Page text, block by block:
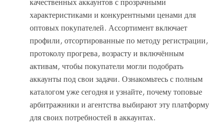
качественных аккаунтов с прозрачными
характеристиками и конкурентными ценами для
оптовых покупателей. Ассортимент включает
профили, отсортированные по методу регистрации,
протоколу прогрева, возрасту и включённым
активам, чтобы покупатели могли подобрать
аккаунты под свои задачи. Ознакомьтесь с полным
каталогом уже сегодня и узнайте, почему топовые
арбитражники и агентства выбирают эту платформу
для своих потребностей в аккаунтах.